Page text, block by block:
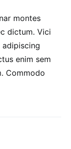
montes
dictum. Vici
adipiscing
enim sem
Commodo